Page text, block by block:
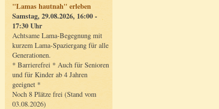
"Lamas hautnah" erleben
Samstag, 29.08.2026, 16:00 -
17:30 Uhr
Achtsame Lama-Begegnung mit
kurzem Lama-Spaziergang für alle
Generationen.
* Barrierefrei * Auch für Senioren
und für Kinder ab 4 Jahren
geeignet *
Noch 8 Plätze frei (Stand vom
03.08.2026)